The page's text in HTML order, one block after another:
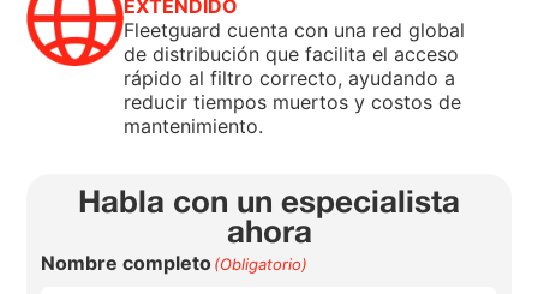
EXTENDIDO
Fleetguard cuenta con una red global
de distribución que facilita el acceso
rápido al filtro correcto, ayudando a
reducir tiempos muertos y costos de
mantenimiento.
Habla con un especialista
ahora
Nombre completo(Obligatorio)